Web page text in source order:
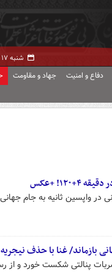
شنبه ۱۷ مرداد ۱۴۰۵ -
دفاع و امنیت جهاد و مقاومت
+عکس
ثانیه به جام جهانی ۲۰۲۲ قطر صعود کند.
بازماند/ غنا با حذف
پنالتی شکست خورد و از